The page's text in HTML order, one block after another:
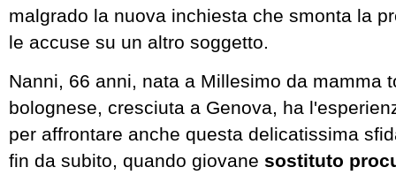
malgrado la nuova inchiesta che smonta la
le accuse su un altro soggetto.
Nanni, 66 anni, nata a Millesimo da mamma
bolognese, cresciuta a Genova, ha
per affrontare anche questa delicatissima
fin da subito, quando giovane sostituto